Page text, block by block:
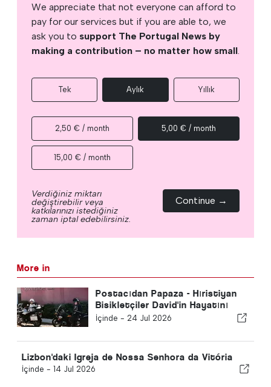
We appreciate that not everyone can afford to
pay for our services but if you are able to, we
ask you to support The Portugal News by
making a contribution – no matter how small
Tek Aylık Yıllık
2,50 € / month 5,00 € / month
15,00 € / month
Verdiğiniz miktarı
değiştirebilir veya
katkılarınızı istediğiniz
zaman iptal edebilirsiniz.
Continue →
More in
Postacıdan Papaza - Hıristiyan
Bisikletçiler David'in Hayatını
Nasıl Değiştirdi
İçinde - 24 Jul 2026
Lizbon'daki Igreja de Nossa Senhora da Vitória
İçinde - 14 Jul 2026